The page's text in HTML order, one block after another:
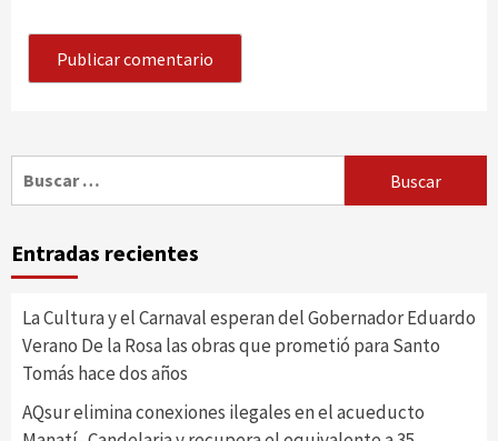
Entradas recientes
La Cultura y el Carnaval esperan del Gobernador Eduardo
Verano De la Rosa las obras que prometió para Santo
Tomás hace dos años
AQsur elimina conexiones ilegales en el acueducto